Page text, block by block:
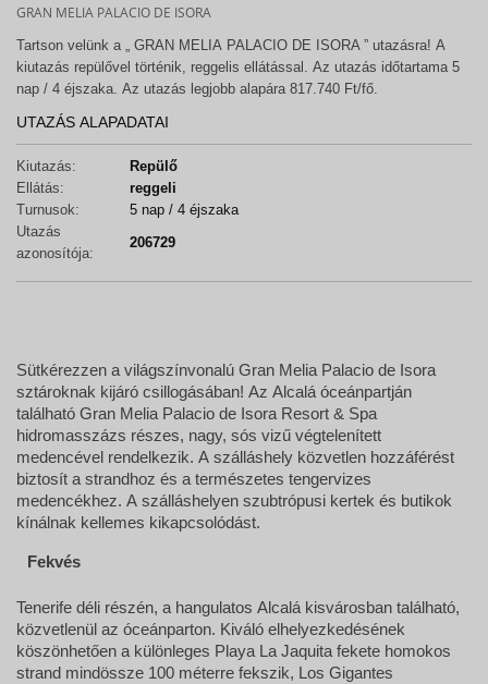
GRAN MELIA PALACIO DE ISORA
Tartson velünk a „ GRAN MELIA PALACIO DE ISORA ” utazásra! A
kiutazás repülővel történik, reggelis ellátással. Az utazás időtartama 5
nap / 4 éjszaka. Az utazás legjobb alapára 817.740 Ft/fő.
UTAZÁS ALAPADATAI
Kiutazás:
Repülő
Ellátás:
reggeli
Turnusok:
5 nap / 4 éjszaka
Utazás
azonosítója:
206729
Sütkérezzen a világszínvonalú Gran Melia Palacio de Isora
sztároknak kijáró csillogásában! Az Alcalá óceánpartján
található Gran Melia Palacio de Isora Resort & Spa
hidromasszázs részes, nagy, sós vizű végtelenített
medencével rendelkezik. A szálláshely közvetlen hozzáférést
biztosít a strandhoz és a természetes tengervizes
medencékhez. A szálláshelyen szubtrópusi kertek és butikok
kínálnak kellemes kikapcsolódást.
Fekvés
Tenerife déli részén, a hangulatos Alcalá kisvárosban található,
közvetlenül az óceánparton. Kiváló elhelyezkedésének
köszönhetően a különleges Playa La Jaquita fekete homokos
strand mindössze 100 méterre fekszik, Los Gigantes